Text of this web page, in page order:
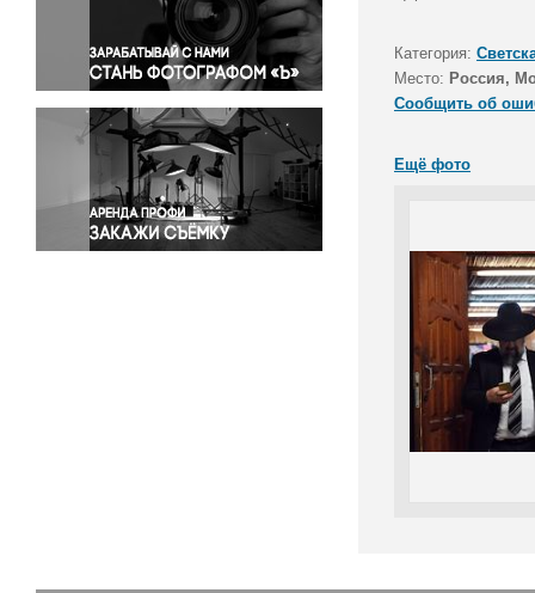
Правосудие
Происшествия и конфликты
Религия
Светская жизнь
Спорт
Экология
Экономика и бизнес
Категория:
Место: Россия,
Сообщить об
Ещё фото